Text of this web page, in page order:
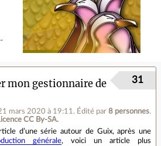
mon gestionnaire de
mars 2020 à 19:11 . Édité par 8 personnes.
CC By‑SA.
31
d’une série autour de Guix, après une
générale, voici un article plus